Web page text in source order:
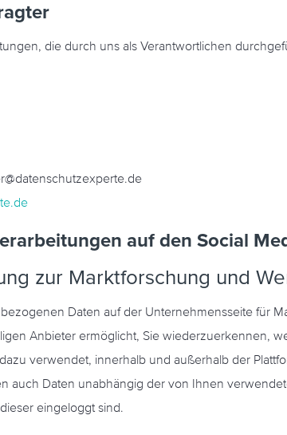
die durch uns als Verantwortlichen
auf den Social
zur Marktforschung und
Daten auf der Unternehmensseite für
Anbieter ermöglicht, Sie wiederzuerkennen,
verwendet, innerhalb und außerhalb der
auch Daten unabhängig der von Ihnen
eingeloggt sind.